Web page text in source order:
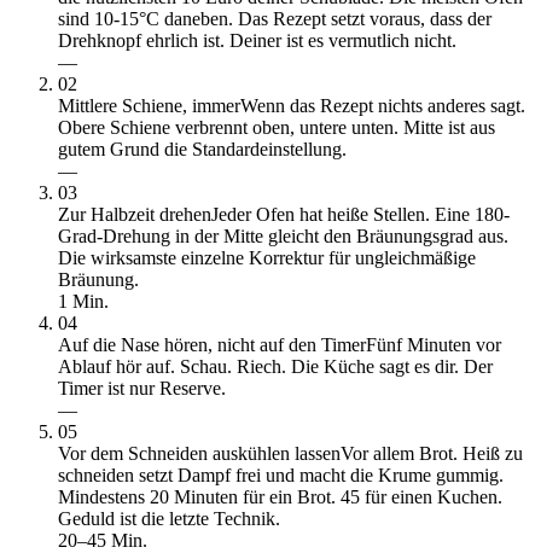
sind 10-15°C daneben. Das Rezept setzt voraus, dass der
Drehknopf ehrlich ist. Deiner ist es vermutlich nicht.
—
02
Mittlere Schiene, immerWenn das Rezept nichts anderes sagt.
Obere Schiene verbrennt oben, untere unten. Mitte ist aus
gutem Grund die Standardeinstellung.
—
03
Zur Halbzeit drehenJeder Ofen hat heiße Stellen. Eine 180-
Grad-Drehung in der Mitte gleicht den Bräunungsgrad aus.
Die wirksamste einzelne Korrektur für ungleichmäßige
Bräunung.
1 Min.
04
Auf die Nase hören, nicht auf den TimerFünf Minuten vor
Ablauf hör auf. Schau. Riech. Die Küche sagt es dir. Der
Timer ist nur Reserve.
—
05
Vor dem Schneiden auskühlen lassenVor allem Brot. Heiß zu
schneiden setzt Dampf frei und macht die Krume gummig.
Mindestens 20 Minuten für ein Brot. 45 für einen Kuchen.
Geduld ist die letzte Technik.
20–45 Min.